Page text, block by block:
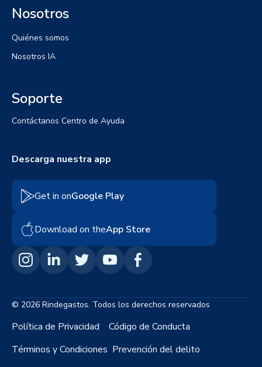
Nosotros
Quiénes somos
Nosotros IA
Soporte
Contáctanos Centro de Ayuda
© 2026 Rindegastos. Todos los derechos reservados
Política de Privacidad
Código de Conducta
Términos y Condiciones Prevención del delito
Descarga nuestra app
Get in onGoogle Play
Download on theApp Store